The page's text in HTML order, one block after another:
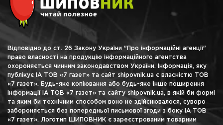
Відповідно до ст. 26 Закону України "Про інформаційні агенції"
право власності на продукцію інформаційного агентства
охороняється чинним законодавством України. Інформація, яку
публікує ІА ТОВ «7 газет» та сайт shipovnik.ua є власністю ТОВ
«7 газет». Будь-яке копіювання або будь-яке інше поширення
інформації ІА ТОВ «7 газет» та сайту shipovnik.ua, в якій би формі
та яким би технічним способом воно не здійснювалося, суворо
забороняється без попередньої письмової згоди з боку ІА ТОВ
«7 газет». Логотип ШИПОВНИК є зареєстрованим товарним